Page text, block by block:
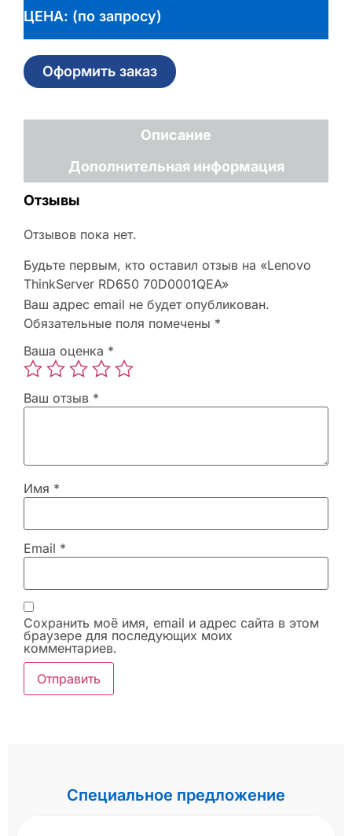
ЦЕНА: (по запросу)
Оформить заказ
Описание
Дополнительная информация
Отзывы
Отзывов пока нет.
Будьте первым, кто оставил отзыв на «Lenovo
ThinkServer RD650 70D0001QEA»
Ваш адрес email не будет опубликован.
Обязательные поля помечены *
Ваша оценка *
Ваш отзыв *
Имя *
Email *
Сохранить моё имя, email и адрес сайта в этом
браузере для последующих моих
комментариев.
Специальное предложение